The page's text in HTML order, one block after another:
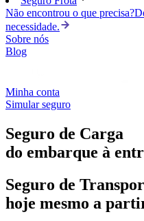
Não encontrou o que precisa?
necessidade.
Sobre nós
Blog
Minha conta
Simular seguro
Seguro de Carga
do embarque à
Seguro de
hoje mesmo a